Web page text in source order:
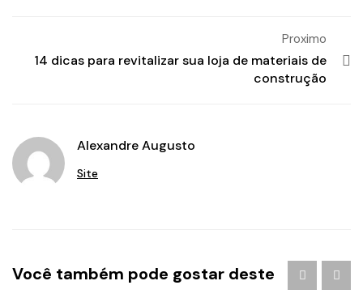
Proximo
14 dicas para revitalizar sua loja de materiais de
construção
Alexandre Augusto
Site
Você também pode gostar deste
agencia de
publicidade em brasilia/Branding/ criação de logo